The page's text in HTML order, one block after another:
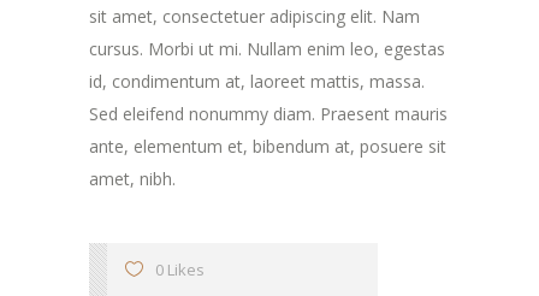
sit amet, consectetuer adipiscing elit. Nam
cursus. Morbi ut mi. Nullam enim leo, egestas
id, condimentum at, laoreet mattis, massa.
Sed eleifend nonummy diam. Praesent mauris
ante, elementum et, bibendum at, posuere sit
amet, nibh.
0 Likes